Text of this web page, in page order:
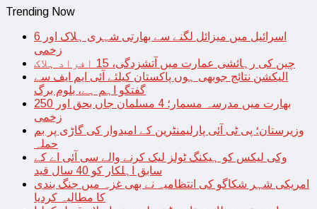
Trending Now
اسرائیل میں میزائل لگنے سے بھارتی شہری ہلاک اور 6
زخمی
چین کی رہائشی عمارت میں آتشزدگی، 15 افراد ہلاک
الیکشن نتائج جوبھی ہوں پاکستان کیلئے آئی ایم ایف سے
گفتگو اہم ہے، بلوم برگ
بھارت میں مدرسہ مسمار؛ 4 مسلمان جاں بحق اور 250
زخمی
وزیرستان؛ پی ٹی آئی پارلیمنٹرین کے امیدوار کی گاڑی پر بم
حملہ
وکی لیکس کو ہیکنگ ٹولز لیک کرنے والے سی آئی اے کے
سابق اہلکار کو 40 سال قید
امریکی شہر شکاگو کی انتظامیہ نے بھی غزہ میں جنگ بندی
کا مطالبہ کردیا